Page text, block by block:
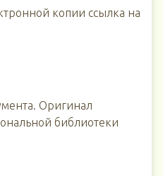
копии ссылка на
Оригинал
библиотеки